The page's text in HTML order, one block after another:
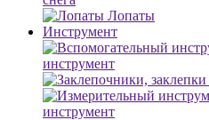
Лопаты
Инструмент
инструмент
инструмент